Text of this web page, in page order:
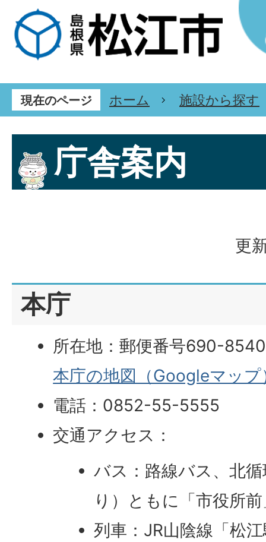
現在のページ ホーム 施設から探す
庁舎案内
更
本庁
所在地：郵便番号690-
本庁の地図（Googleマップ
電話：0852-55-5555
交通アクセス：
バス：路線バス、北
り）ともに「市役所
列車：JR山陰線「松